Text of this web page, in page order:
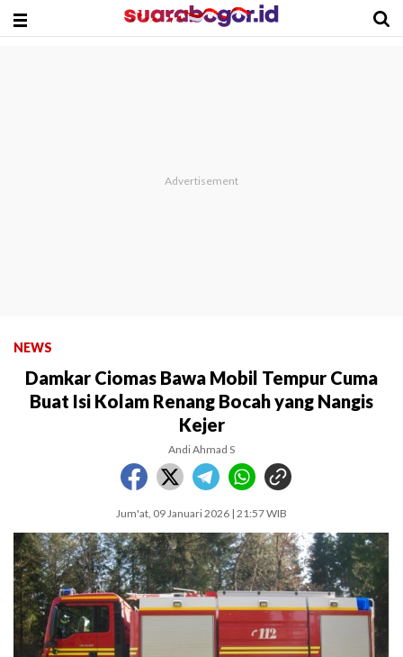
NEWS
Damkar Ciomas Bawa Mobil Tempur Cuma
Buat Isi Kolam Renang Bocah yang Nangis
Kejer
Andi Ahmad S
Jum'at, 09 Januari 2026 | 21:57 WIB